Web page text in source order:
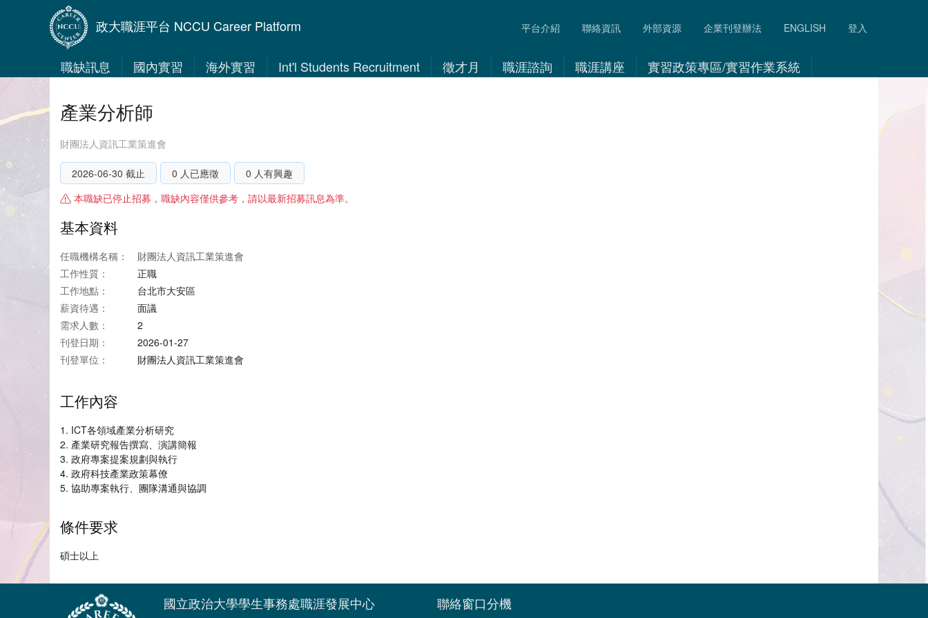
政大職涯平台 NCCU Career Platform 平台介紹 聯絡資訊 外部資源 企業刊登辦法 ENGLISH 登入
職缺訊息 國內實習 海外實習 Int'l Students Recruitment 徵才月 職涯諮詢 職涯講座 實習政策專區/實習作業系統
產業分析師
財團法人資訊工業策進會
2026-06-30 截止 0 人已應徵
0 人有興趣
本職缺已停止招募，職缺內容僅供參考，請以最新招募訊息為準。
基本資料
任職機構名稱：
財團法人資訊工業策進會
工作性質：
正職
工作地點：
台北市大安區
薪資待遇：
面議
需求人數：
2
刊登日期：
2026-01-27
刊登單位：
財團法人資訊工業策進會
工作內容
1. ICT各領域產業分析研究
2. 產業研究報告撰寫、演講簡報
3. 政府專案提案規劃與執行
4. 政府科技產業政策幕僚
5. 協助專案執行、團隊溝通與協調
條件要求
碩士以上
國立政治大學學生事務處職涯發展中心 聯絡窗口分機